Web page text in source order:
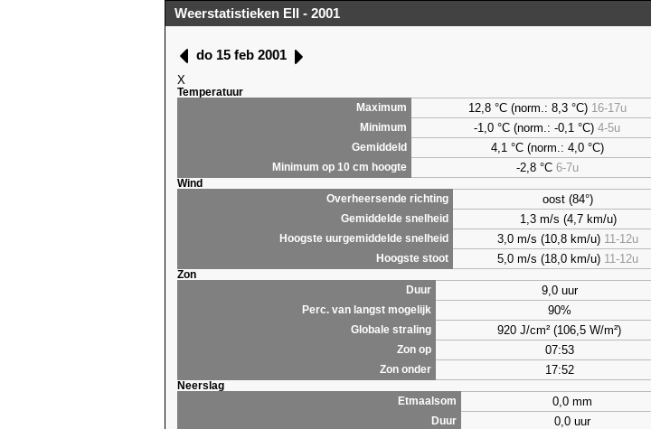
Weerstatistieken Ell - 2001
do 15 feb 2001
X
Temperatuur
Maximum
12,8 °C (norm.: 8,3 °C) 16-17u
Minimum -1,0 °C (norm.: -0,1 °C)4-5u
Gemiddeld 4,1 °C (norm.: 4,0 °C)
Minimum op 10 cm hoogte -2,8 °C 6-7u
Wind
Overheersende richting
oost (84°)
Gemiddelde snelheid 1,3 m/s (4,7 km/u)
Hoogste uurgemiddelde snelheid 3,0 m/s (10,8 km/u) 11-12u
Hoogste stoot 5,0 m/s (18,0 km/u) 11-12u
Zon
Duur
9,0 uur
Perc. van langst mogelijk 90%
Globale straling 920 J/cm² (106,5 W/m²)
Zon op 07:53
Zon onder 17:52
Neerslag
Etmaalsom
0,0 mm
Duur 0,0 uur